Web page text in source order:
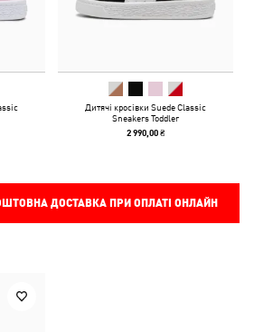
Дитячі кросівки Suede Classic
Sneakers Toddler
2 990,00 ₴
ДОСТАВКА ПРИ ОПЛАТІ ОНЛАЙН